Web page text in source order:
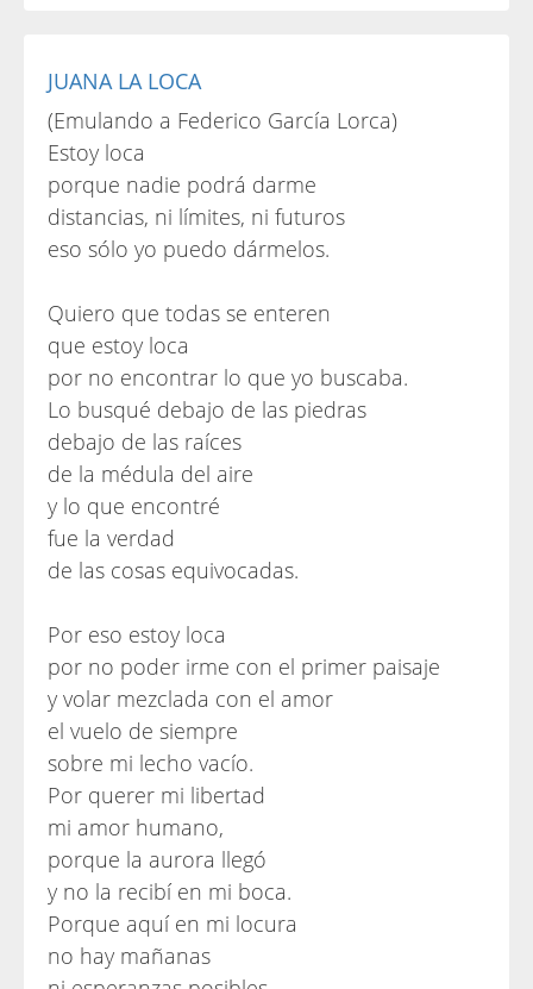
JUANA LA LOCA
(Emulando a Federico García Lorca)
Estoy loca
porque nadie podrá darme
distancias, ni límites, ni futuros
eso sólo yo puedo dármelos.
Quiero que todas se enteren
que estoy loca
por no encontrar lo que yo buscaba.
Lo busqué debajo de las piedras
debajo de las raíces
de la médula del aire
y lo que encontré
fue la verdad
de las cosas equivocadas.
Por eso estoy loca
por no poder irme con el primer paisaje
y volar mezclada con el amor
el vuelo de siempre
sobre mi lecho vacío.
Por querer mi libertad
mi amor humano,
porque la aurora llegó
y no la recibí en mi boca.
Porque aquí en mi locura
no hay mañanas